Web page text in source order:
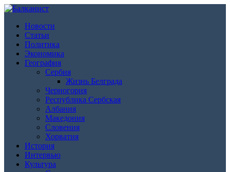
Новости
Статьи
Политика
Экономика
География
Сербия
Жизнь Белграда
Черногория
Республика Сербская
Албания
Македония
Словения
Хорватия
История
Интервью
Культура